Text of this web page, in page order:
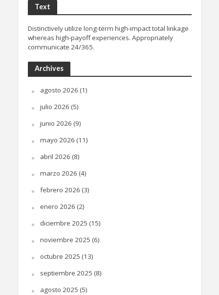
Text
Distinctively utilize long-term high-impact total linkage
whereas high-payoff experiences. Appropriately
communicate 24/365.
Archives
agosto 2026 (1)
julio 2026 (5)
junio 2026 (9)
mayo 2026 (11)
abril 2026 (8)
marzo 2026 (4)
febrero 2026 (3)
enero 2026 (2)
diciembre 2025 (15)
noviembre 2025 (6)
octubre 2025 (13)
septiembre 2025 (8)
agosto 2025 (5)